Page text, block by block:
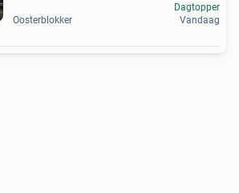
Oosterblokker
Dagtopper
Vandaag